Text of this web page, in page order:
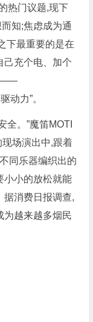
热门议题,现下
知;焦虑成为通
下最重要的是在
己充个电、加个
动力”。
。”魔笛MOTI
场演出中,跟着
同乐器编织出的
小小的放松就能
据消费日报调查,
为越来越多烟民